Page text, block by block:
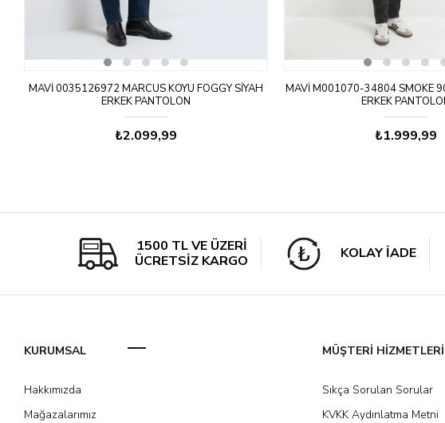
MAVI 0035126972 MARCUS KOYU FOGGY SIYAH
ERKEK PANTOLON
₺2.099,99
MAVI M001070-34804 SMOKE
ERKEK
₺1.999,99
1500 TL VE ÜZERİ
ÜCRETSİZ KARGO
KOLAY İADE
KURUMSAL
Hakkımızda
Mağazalarımız
MÜŞTERİ HİZMETLERİ
Sıkça Sorulan Sorular
KVKK Aydınlatma Metni